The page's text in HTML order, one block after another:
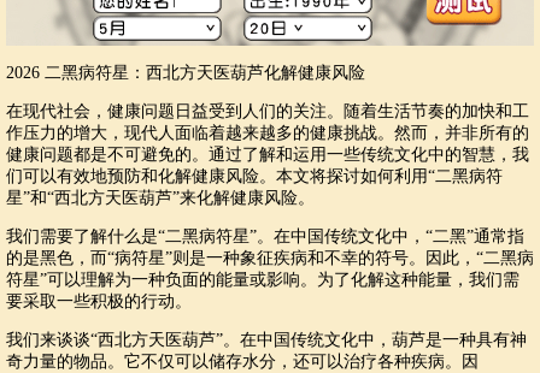
2026 二黑病符星：西北方天医葫芦化解健康风险
在现代社会，健康问题日益受到人们的关注。随着生活节奏的加快和工
作压力的增大，现代人面临着越来越多的健康挑战。然而，并非所有的
健康问题都是不可避免的。通过了解和运用一些传统文化中的智慧，我
们可以有效地预防和化解健康风险。本文将探讨如何利用“二黑病符
星”和“西北方天医葫芦”来化解健康风险。
我们需要了解什么是“二黑病符星”。在中国传统文化中，“二黑”通常指
的是黑色，而“病符星”则是一种象征疾病和不幸的符号。因此，“二黑病
符星”可以理解为一种负面的能量或影响。为了化解这种能量，我们需
要采取一些积极的行动。
我们来谈谈“西北方天医葫芦”。在中国传统文化中，葫芦是一种具有神
奇力量的物品。它不仅可以储存水分，还可以治疗各种疾病。因